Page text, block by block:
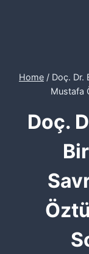
Home / Doç. Dr.
Mustafa
Doç.